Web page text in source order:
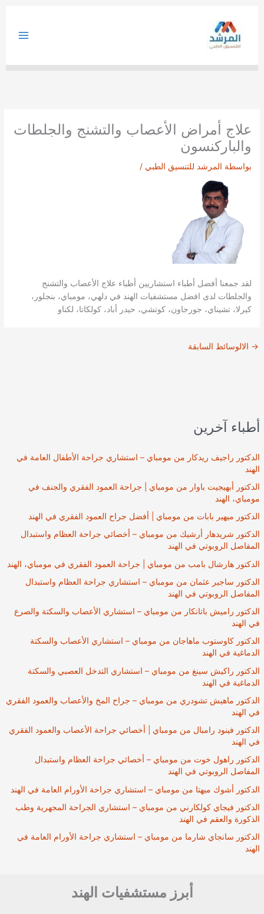
أطباء آخرين
الدكتور راجيف ريدكار من مومباي – استشاري جراحة الأطفال العامة في
الهند
الدكتور أبهيجيت باوار من مومباي | جراحة العمود الفقري والجنف في
مومباي، الهند
الدكتور ميهير بابات من مومباي | أفضل جراح العمود الفقري في الهند
الدكتور شريدهار أرشيك من مومباي – أخصائي جراحة العظام واستبدال
المفاصل الروبوتي في الهند
الدكتور هارشال بامب من مومباي | جراحة العمود الفقري في مومباي، الهند
الدكتور ساجير عثمان من مومباي – استشاري جراحة العظام واستبدال
المفاصل الروبوتي في الهند
الدكتور راميش باتانكار من مومباي – استشاري الأعصاب والسكتة والصرع
في الهند
الدكتور كاوستوب ماهاجان من مومباي – استشاري الأعصاب والسكتة
الدماغية في الهند
الدكتور راكيش سينغ من مومباي – استشاري التدخل العصبي والسكتة
الدماغية في الهند
الدكتور ماهيش تشودري من مومباي – جراح المخ والأعصاب والعمود الفقري
في الهند
الدكتور فينود رامبال من مومباي | أخصائي جراحة الأعصاب والعمود الفقري
في الهند
الدكتور راهول خوت من مومباي – أخصائي جراحة العظام واستبدال
المفاصل الروبوتي في الهند
الدكتور أشوك ميهتا من مومباي – استشاري جراحة الأورام العامة في الهند
الدكتور فيجاي كولكارني من مومباي – استشاري الجراحة المجهرية وطب
الذكورة والعقم في الهند
الدكتور سانجاي شارما من مومباي – استشاري جراحة الأورام العامة في
الهند
علاج أمراض الأعصاب والتشنج والجلطات
والباركنسون
بواسطة المرشد للتنسيق الطبي/
لقد جمعنا أفضل أطباء استشاريين أطباء علاج الأعصاب والتشنج
والجلطات لدى افضل مستشفيات الهند في دلهي، مومباي، بنجلور،
كيرلا، تشيناي، جورجاون، كوتشي، حيدر أباد، كولكاتا، لكناو
→ الالوسائط السابقة
أبرز مستشفيات الهند